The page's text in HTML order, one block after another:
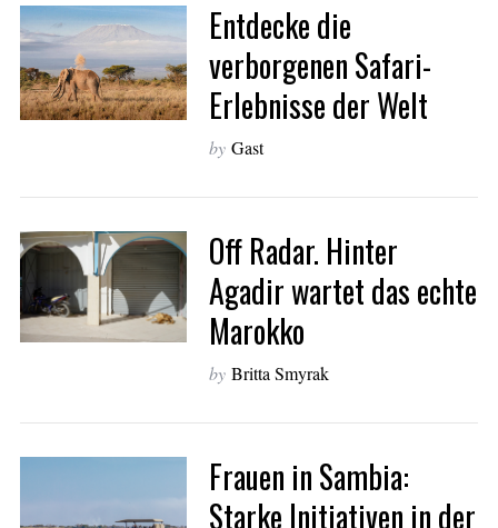
Entdecke die
verborgenen Safari-
Erlebnisse der Welt
by Gast
Off Radar. Hinter
Agadir wartet das echte
Marokko
by Britta Smyrak
Frauen in Sambia:
Starke Initiativen in der